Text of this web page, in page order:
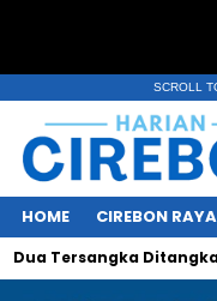
SCROLL
HOME CIREBON RAYA
Ditangkap